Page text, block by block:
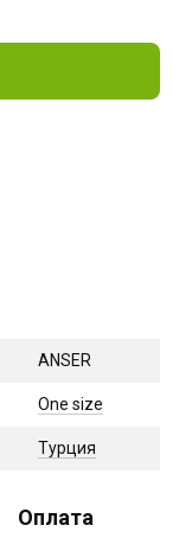
ANSER
One size
Турция
Оплата